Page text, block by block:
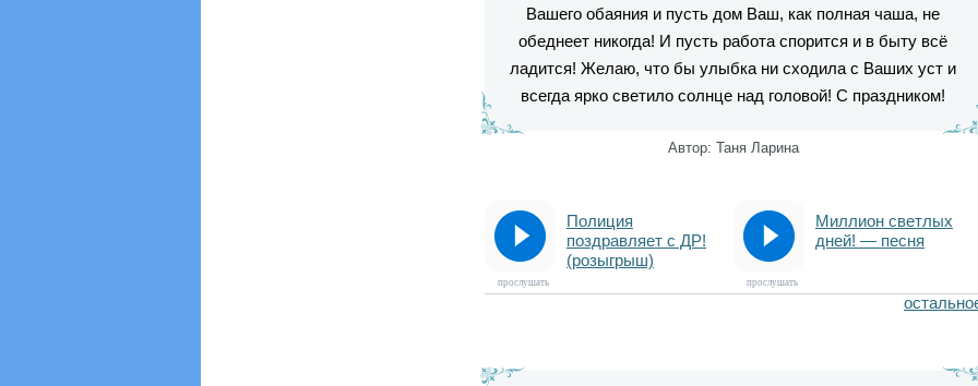
Вашего обаяния и пусть дом Ваш, как полная чаша, не
обеднеет никогда! И пусть работа спорится и в быту всё
ладится! Желаю, что бы улыбка ни сходила с Ваших уст и
всегда ярко светило солнце над головой! С праздником!
Автор: Таня Ларина
Полиция
поздравляет с ДР!
(розыгрыш)
прослушать
Миллион светлых
дней! — песня
прослушать